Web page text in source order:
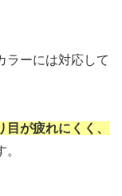
ラーには対応して
が疲れにくく、
。